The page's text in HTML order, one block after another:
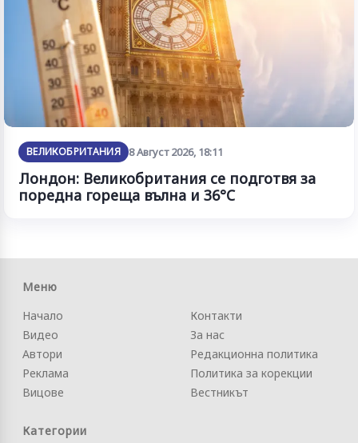
ВЕЛИКОБРИТАНИЯ 8 Август 2026, 18:11
Лондон: Великобритания се подготвя за
поредна гореща вълна и 36°C
Меню
Начало
Видео
Автори
Реклама
Вицове
Контакти
За нас
Редакционна политика
Политика за корекции
Вестникът
Категории